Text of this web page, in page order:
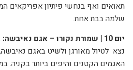
תאואים ואף בנחשי פיתיון אפריקאים
שלמה בבת אחת.
יום 10 | שמורת נקורו – אגם נאיבשה:
נצא לטיול מאורגן ולשיט באגם נאיבשה,
האגמים הקטנים והיפים ביותר בקניה.